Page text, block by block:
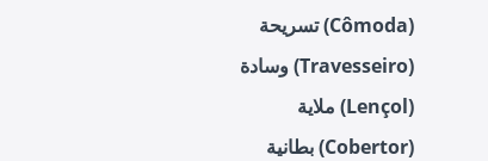
تسريحة (Cômoda)
وسادة (Travesseiro)
ملاية (Lençol)
بطانية (Cobertor)